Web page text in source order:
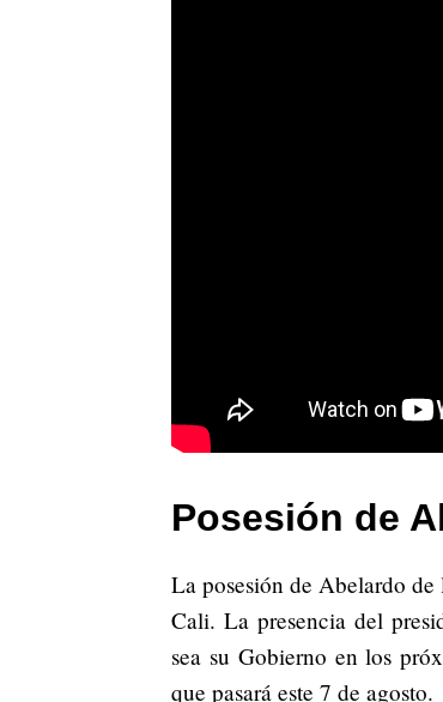
Posesión de
La posesión de Abelardo
Cali. La presencia del
sea su Gobierno en los
que pasará este 7 de agosto.